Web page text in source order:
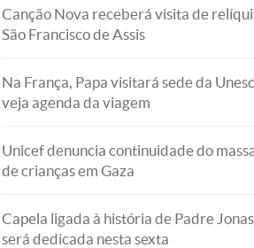
Canção Nova receberá visita de
São Francisco de Assis
Na França, Papa visitará sede da
veja agenda da viagem
Unicef denuncia continuidade do
de crianças em Gaza
Capela ligada à história de Padre
será dedicada nesta sexta